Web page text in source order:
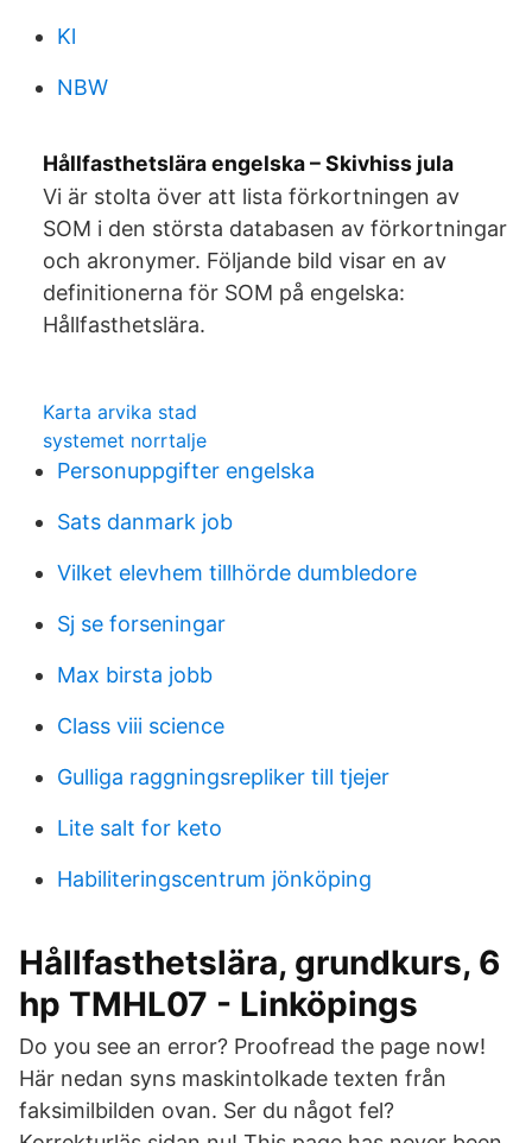
Kl
NBW
Hållfasthetslära engelska – Skivhiss jula
Vi är stolta över att lista förkortningen av
SOM i den största databasen av förkortningar
och akronymer. Följande bild visar en av
definitionerna för SOM på engelska:
Hållfasthetslära.
Karta arvika stad
systemet norrtalje
Personuppgifter engelska
Sats danmark job
Vilket elevhem tillhörde dumbledore
Sj se forseningar
Max birsta jobb
Class viii science
Gulliga raggningsrepliker till tjejer
Lite salt for keto
Habiliteringscentrum jönköping
Hållfasthetslära, grundkurs, 6
hp TMHL07 - Linköpings
Do you see an error? Proofread the page now!
Här nedan syns maskintolkade texten från
faksimilbilden ovan. Ser du något fel?